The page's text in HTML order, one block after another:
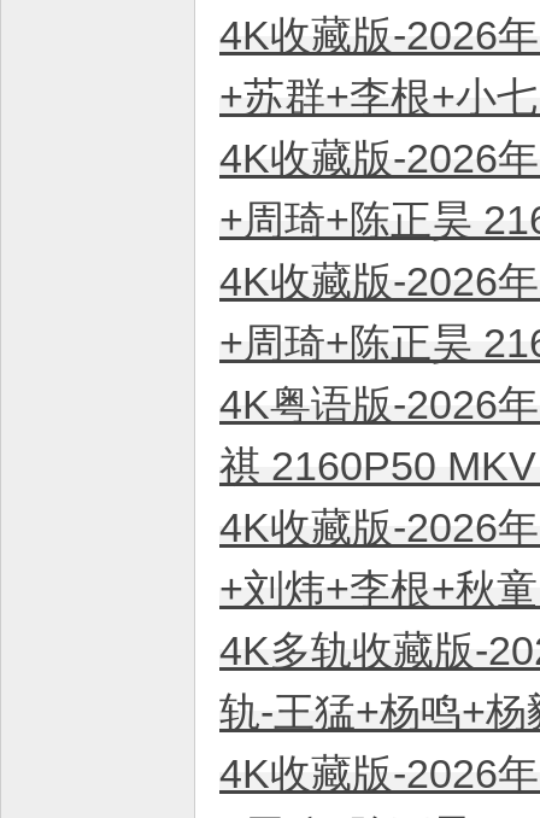
4K收藏版-2026
+苏群+李根+小
4K收藏版-2026
+周琦+陈正昊
4K收藏版-2026
+周琦+陈正昊
4K粤语版-2026
祺 2160P50
4K收藏版-2026
+刘炜+李根+秋
4K多轨收藏版-
轨-王猛+杨鸣+
4K收藏版-2026